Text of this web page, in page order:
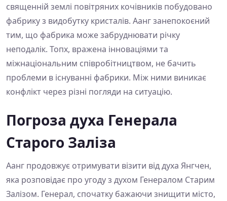
священній землі повітряних кочівників побудовано
фабрику з видобутку кристалів. Аанг занепокоєний
тим, що фабрика може забруднювати річку
неподалік. Топх, вражена інноваціями та
міжнаціональним співробітництвом, не бачить
проблеми в існуванні фабрики. Між ними виникає
конфлікт через різні погляди на ситуацію.
Погроза духа Генерала
Старого Заліза
Аанг продовжує отримувати візити від духа Янгчен,
яка розповідає про угоду з духом Генералом Старим
Залізом. Генерал, спочатку бажаючи знищити місто,